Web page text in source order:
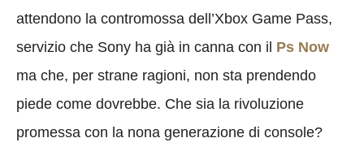
attendono la contromossa dell’Xbox Game Pass,
servizio che Sony ha già in canna con il Ps Now
ma che, per strane ragioni, non sta prendendo
piede come dovrebbe. Che sia la rivoluzione
promessa con la nona generazione di console?